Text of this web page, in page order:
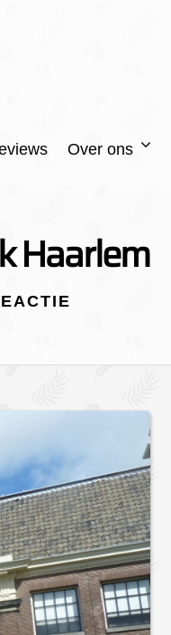
Over ons
Haarlem